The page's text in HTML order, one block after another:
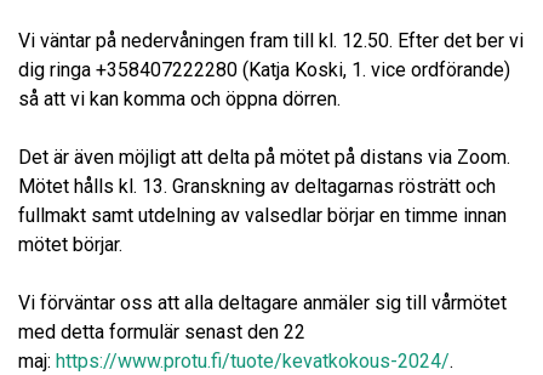
Vi väntar på nedervåningen fram till kl. 12.50. Efter det ber vi
dig ringa +358407222280 (Katja Koski, 1. vice ordförande)
så att vi kan komma och öppna dörren.
Det är även möjligt att delta på mötet på distans via Zoom.
Mötet hålls kl. 13. Granskning av deltagarnas rösträtt och
fullmakt samt utdelning av valsedlar börjar en timme innan
mötet börjar.
Vi förväntar oss att alla deltagare anmäler sig till vårmötet
med detta formulär senast den 22
maj: https://www.protu.fi/tuote/kevatkokous-2024/.